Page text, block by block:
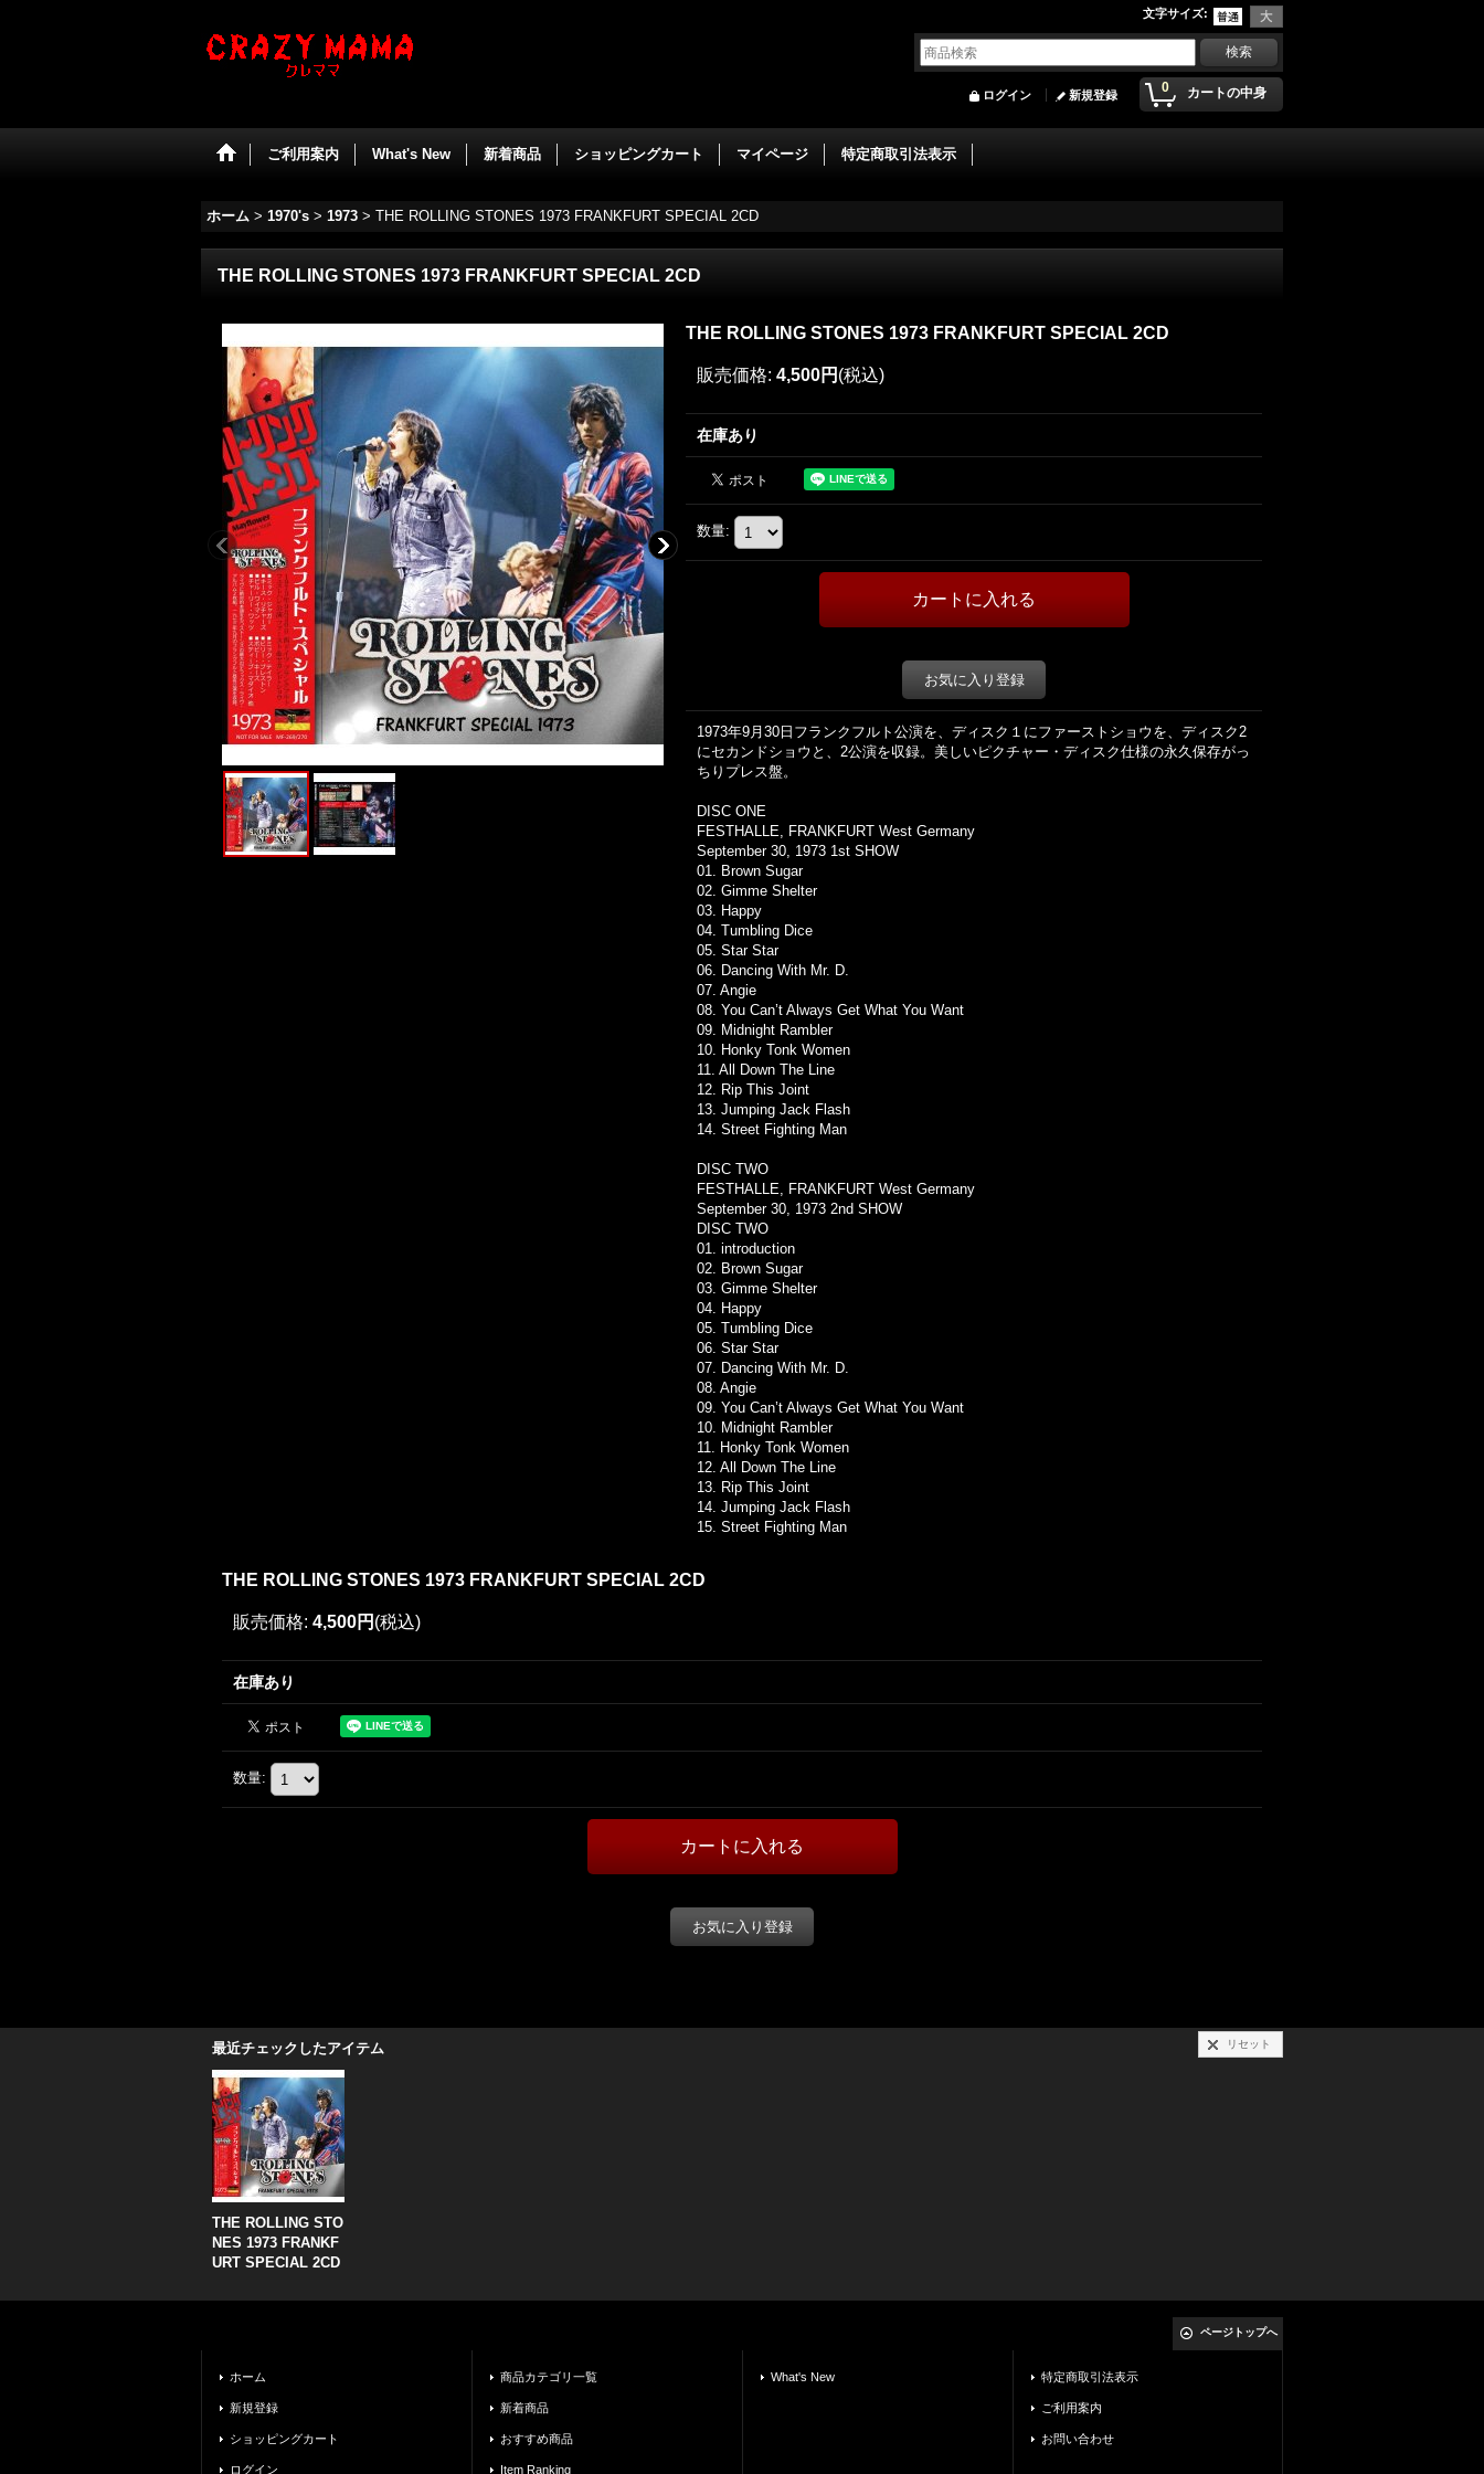
文字サイズ:
0 カートの中身
ログイン 新規登録
ご利用案内 What's New 新着商品 ショッピングカート マイページ 特定商取引法表示
ホーム > 1970's > 1973 > THE ROLLING STONES 1973 FRANKFURT SPECIAL 2CD
THE ROLLING STONES 1973 FRANKFURT SPECIAL 2CD
THE ROLLING STONES 1973 FRANKFURT SPECIAL 2CD
販売価格: 4,500円 (税込)
在庫あり
数量:
お気に入り登録
1973年9月30日フランクフルト公演を、ディスク１にファーストショウを、ディスク2
にセカンドショウと、2公演を収録。美しいピクチャー・ディスク仕様の永久保存がっ
ちりプレス盤。
DISC ONE
FESTHALLE, FRANKFURT West Germany
September 30, 1973 1st SHOW
01. Brown Sugar
02. Gimme Shelter
03. Happy
04. Tumbling Dice
05. Star Star
06. Dancing With Mr. D.
07. Angie
08. You Can’t Always Get What You Want
09. Midnight Rambler
10. Honky Tonk Women
11. All Down The Line
12. Rip This Joint
13. Jumping Jack Flash
14. Street Fighting Man
DISC TWO
FESTHALLE, FRANKFURT West Germany
September 30, 1973 2nd SHOW
DISC TWO
01. introduction
02. Brown Sugar
03. Gimme Shelter
04. Happy
05. Tumbling Dice
06. Star Star
07. Dancing With Mr. D.
08. Angie
09. You Can’t Always Get What You Want
10. Midnight Rambler
11. Honky Tonk Women
12. All Down The Line
13. Rip This Joint
14. Jumping Jack Flash
15. Street Fighting Man
THE ROLLING STONES 1973 FRANKFURT SPECIAL 2CD
販売価格: 4,500円 (税込)
在庫あり
数量:
お気に入り登録
最近チェックしたアイテム リセット
THE ROLLING STO
NES 1973 FRANKF
URT SPECIAL 2CD
ページトップへ
ホーム
新規登録
ショッピングカート
ログイン
商品カテゴリ一覧
新着商品
おすすめ商品
Item Ranking
What's New 特定商取引法表示
ご利用案内
お問い合わせ